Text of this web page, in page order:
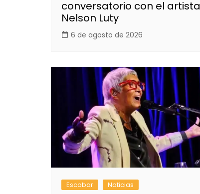
conversatorio con el artista
Nelson Luty
6 de agosto de 2026
Escobar Noticias